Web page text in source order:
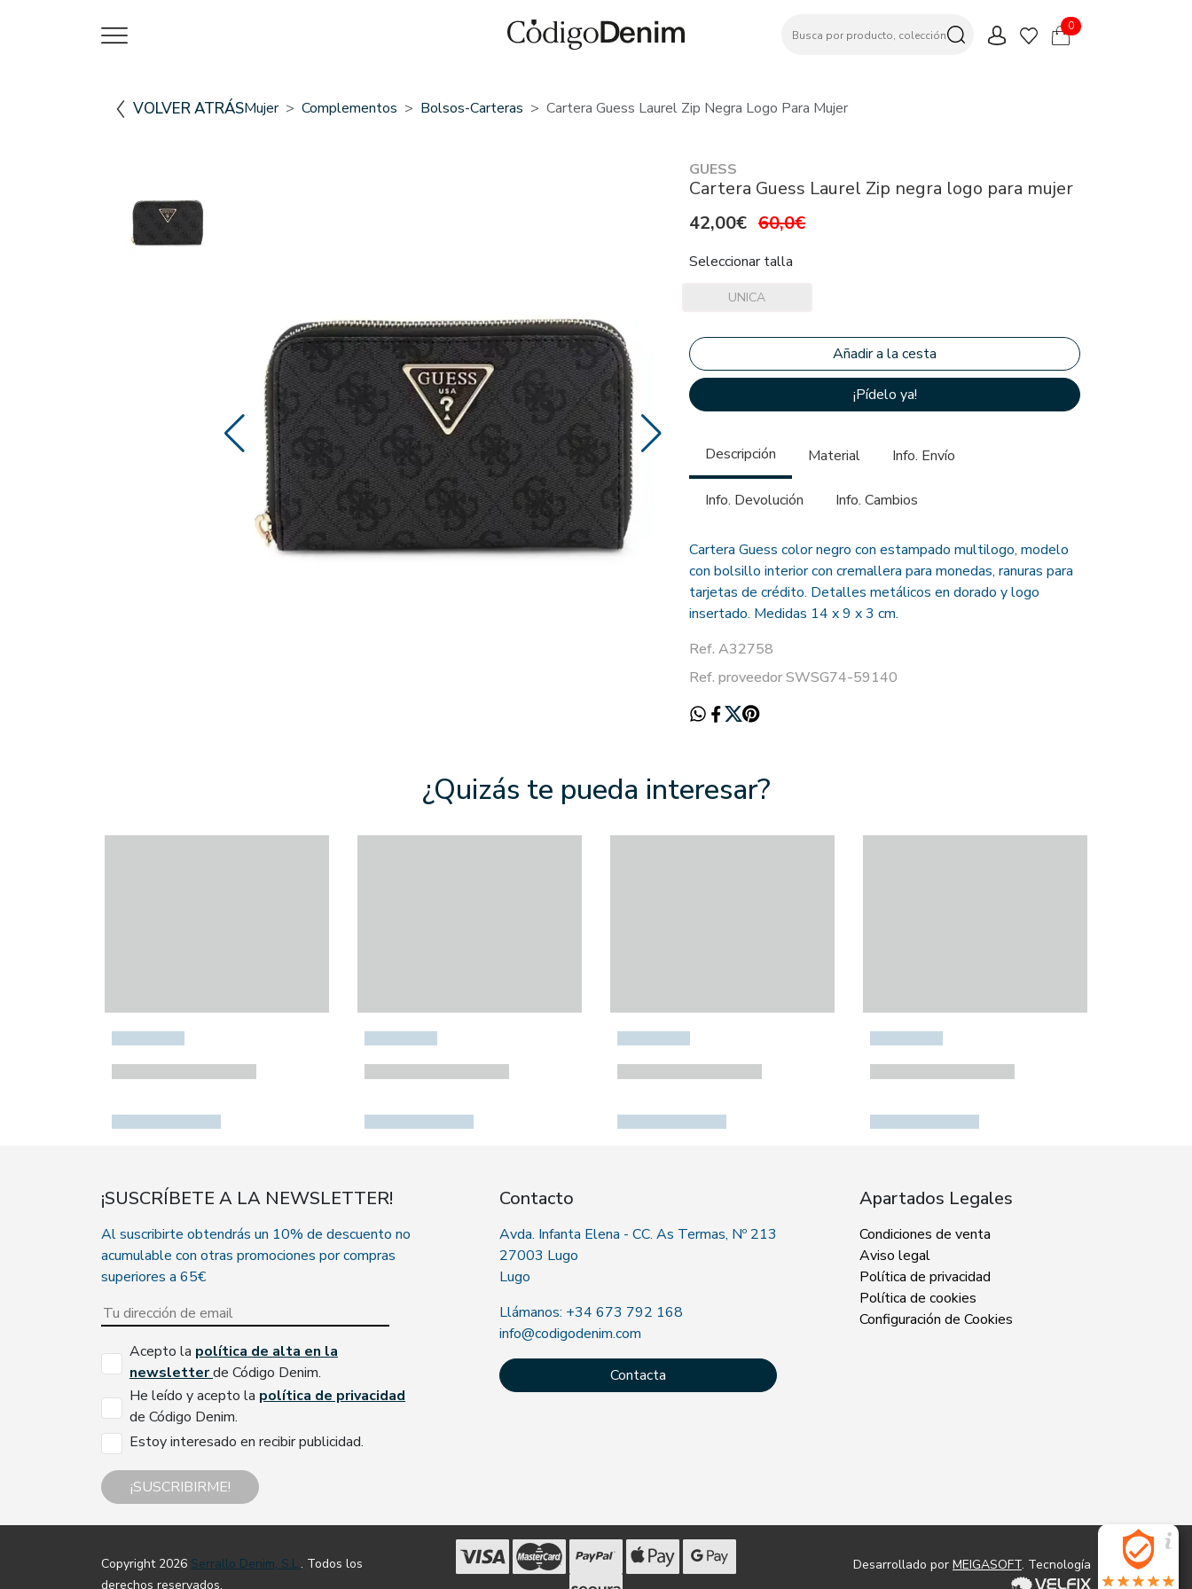
0
VOLVER ATRÁSMujer Complementos Bolsos-Carteras Cartera Guess Laurel Zip Negra Logo Para Mujer
GUESS
Cartera Guess Laurel Zip negra logo para mujer
42,00€ 60,0€
Seleccionar talla
UNICA
¡Pídelo ya!
Descripción Material Info. Envío
Info. Devolución Info. Cambios
Cartera Guess color negro con estampado multilogo, modelo
con bolsillo interior con cremallera para monedas, ranuras para
tarjetas de crédito. Detalles metálicos en dorado y logo
insertado. Medidas 14 x 9 x 3 cm.
Ref. A32758
Ref. proveedor SWSG74-59140
¿Quizás te pueda interesar?
¡SUSCRÍBETE A LA NEWSLETTER!
Al suscribirte obtendrás un 10% de descuento no
acumulable con otras promociones por compras
superiores a 65€
Acepto la política de alta en la
newsletterde Código Denim.
He leído y acepto la política de privacidad
de Código Denim.
Estoy interesado en recibir publicidad.
¡SUSCRIBIRME!
Contacto
Avda. Infanta Elena - CC. As Termas, Nº 213
27003 Lugo
Lugo
Llámanos: +34 673 792 168
info@codigodenim.com
Contacta
Apartados Legales
Condiciones de venta
Aviso legal
Política de privacidad
Política de cookies
Configuración de Cookies
Copyright 2026 Serrallo Denim, S.L.. Todos los
derechos reservados.
Desarrollado por MEIGASOFT. Tecnología